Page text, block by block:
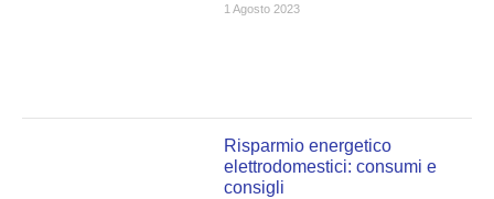
1 Agosto 2023
Risparmio energetico
elettrodomestici: consumi e
consigli